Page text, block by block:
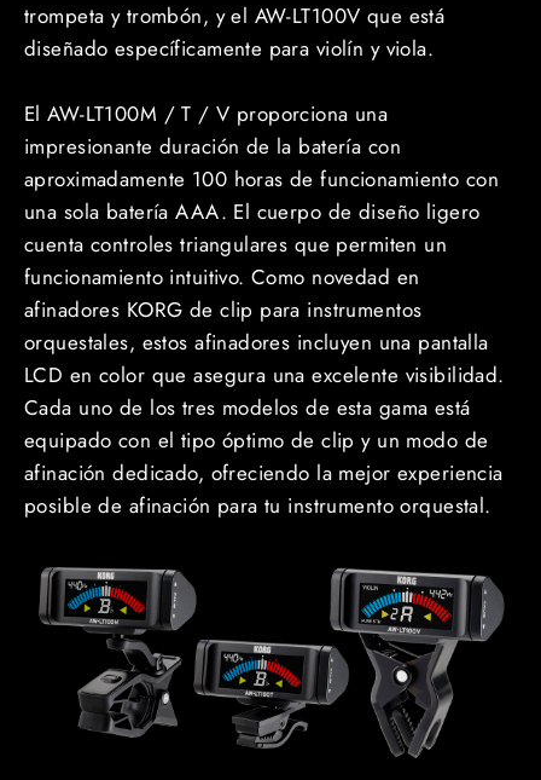
trompeta y trombón, y el AW-LT100V que está
diseñado específicamente para violín y viola.
El AW-LT100M / T / V proporciona una
impresionante duración de la batería con
aproximadamente 100 horas de funcionamiento con
una sola batería AAA. El cuerpo de diseño ligero
cuenta controles triangulares que permiten un
funcionamiento intuitivo. Como novedad en
afinadores KORG de clip para instrumentos
orquestales, estos afinadores incluyen una pantalla
LCD en color que asegura una excelente visibilidad.
Cada uno de los tres modelos de esta gama está
equipado con el tipo óptimo de clip y un modo de
afinación dedicado, ofreciendo la mejor experiencia
posible de afinación para tu instrumento orquestal.